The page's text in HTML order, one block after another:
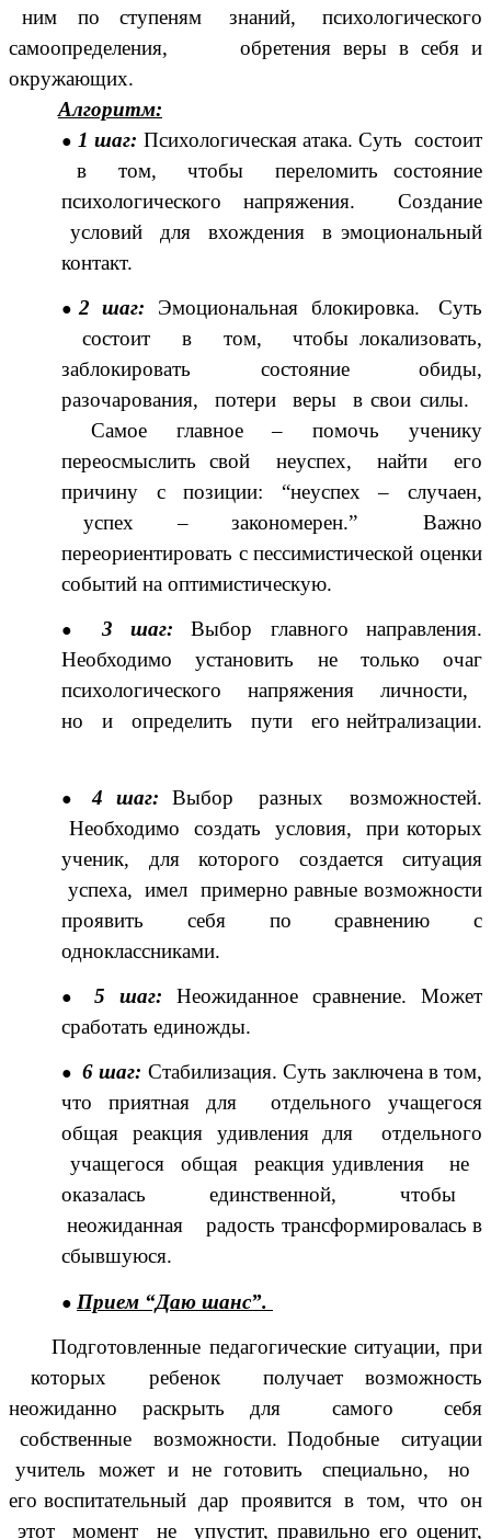
ним по ступеням знаний, психологического
самоопределения, обретения веры в себя и
окружающих.
Алгоритм:
1 шаг: Психологическая атака. Суть состоит
в том, чтобы переломить состояние
психологического напряжения. Создание
условий для вхождения в эмоциональный
контакт.
2 шаг: Эмоциональная блокировка. Суть
состоит в том, чтобы локализовать,
заблокировать состояние обиды,
разочарования, потери веры в свои силы.
Самое главное – помочь ученику
переосмыслить свой неуспех, найти его
причину с позиции: “неуспех – случаен,
успех – закономерен.” Важно
переориентировать с пессимистической оценки
событий на оптимистическую.
3 шаг:Выбор главного направления.
Необходимо установить не только очаг
психологического напряжения личности,
но и определить пути его нейтрализации.
4 шаг: Выбор разных возможностей.
Необходимо создать условия, при которых
ученик, для которого создается ситуация
успеха, имел примерно равные возможности
проявить себя по сравнению с
одноклассниками.
5 шаг: Неожиданное сравнение. Может
сработать единожды.
6 шаг: Стабилизация. Суть заключена в том,
что приятная для отдельного учащегося
общая реакция удивления для отдельного
учащегося общая реакция удивления не
оказалась единственной, чтобы
неожиданная радость трансформировалась в
сбывшуюся.
Прием “Даю шанс”.
Подготовленные педагогические ситуации, при
которых ребенок получает возможность
неожиданно раскрыть для самого себя
собственные возможности. Подобные ситуации
учитель может и не готовить специально, но
его воспитательный дар проявится в том, что он
этот момент не упустит, правильно его оценит,